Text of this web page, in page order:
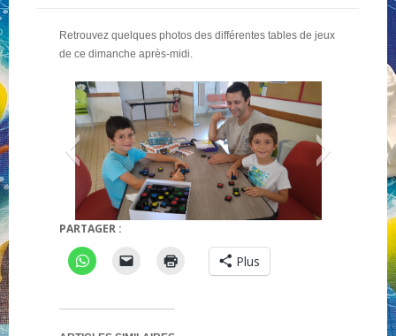
NOUS CONTACTER !
Retrouvez quelques photos des différentes tables de jeux
de ce dimanche après-midi.
qwirkle panic-
PARTAGER :
Plus